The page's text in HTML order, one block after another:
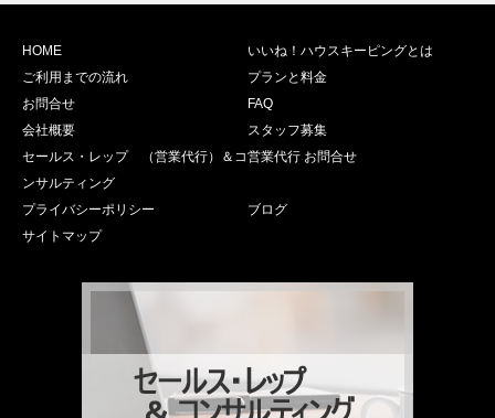
HOME
いいね！ハウスキーピングとは
ご利用までの流れ
プランと料金
お問合せ
FAQ
会社概要
スタッフ募集
セールス・レップ （営業代行）＆コ
ンサルティング
営業代行 お問合せ
プライバシーポリシー
ブログ
サイトマップ